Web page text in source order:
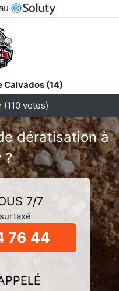
Calvados (14)
(110 votes)
dératisation à
?
7/7
76 44